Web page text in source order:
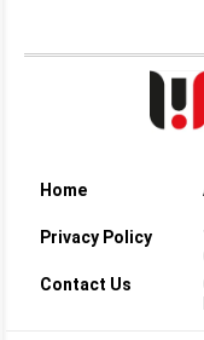
Home
Privacy Policy
Contact Us